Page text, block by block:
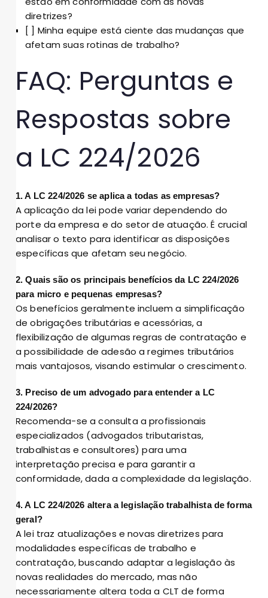
diretrizes?
[ ] Minha equipe está ciente das mudanças que
afetam suas rotinas de trabalho?
FAQ: Perguntas e
Respostas sobre
a LC 224/2026
1. A LC 224/2026 se aplica a todas as empresas?
A aplicação da lei pode variar dependendo do
porte da empresa e do setor de atuação. É crucial
analisar o texto para identificar as disposições
específicas que afetam seu negócio.
2. Quais são os principais benefícios da LC 224/2026
para micro e pequenas empresas?
Os benefícios geralmente incluem a simplificação
de obrigações tributárias e acessórias, a
flexibilização de algumas regras de contratação e
a possibilidade de adesão a regimes tributários
mais vantajosos, visando estimular o crescimento.
3. Preciso de um advogado para entender a LC
224/2026?
Recomenda-se a consulta a profissionais
especializados (advogados tributaristas,
trabalhistas e consultores) para uma
interpretação precisa e para garantir a
conformidade, dada a complexidade da legislação.
4. A LC 224/2026 altera a legislação trabalhista de forma
geral?
A lei traz atualizações e novas diretrizes para
modalidades específicas de trabalho e
contratação, buscando adaptar a legislação às
novas realidades do mercado, mas não
necessariamente altera toda a CLT de forma